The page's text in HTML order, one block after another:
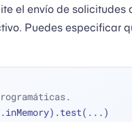
el envío de
Puedes especificar
... )